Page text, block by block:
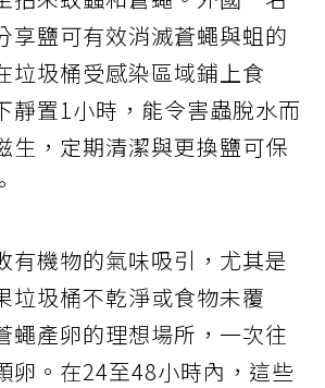
享鹽可有效消滅蒼蠅與蛆的
垃圾桶受感染區域鋪上食
靜置1小時，能令害蟲脫水而
生，定期清潔與更換鹽可保
有機物的氣味吸引，尤其是
垃圾桶不乾淨或食物未覆
蠅產卵的理想場所，一次往
卵。在24至48小時內，這些